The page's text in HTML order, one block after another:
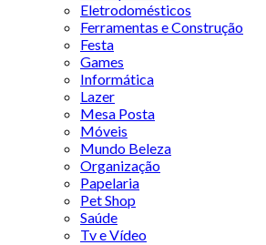
Eletrodomésticos
Ferramentas e Construção
Festa
Games
Informática
Lazer
Mesa Posta
Móveis
Mundo Beleza
Organização
Papelaria
Pet Shop
Saúde
Tv e Vídeo